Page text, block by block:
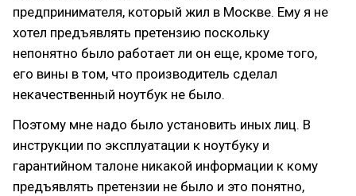
предпринимателя, который жил в Москве. Ему я не
хотел предъявлять претензию поскольку
непонятно было работает ли он еще, кроме того,
его вины в том, что производитель сделал
некачественный ноутбук не было.
Поэтому мне надо было установить иных лиц. В
инструкции по эксплуатации к ноутбуку и
гарантийном талоне никакой информации к кому
предъявлять претензии не было и это понятно,